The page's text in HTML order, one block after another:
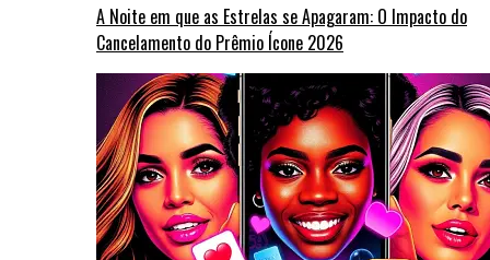
A Noite em que as Estrelas se Apagaram: O Impacto do
Cancelamento do Prêmio Ícone 2026